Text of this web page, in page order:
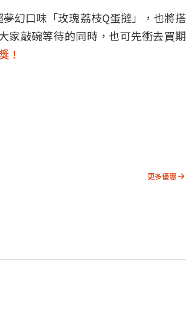
幻口味「玫瑰荔枝Q蛋撻」，也將搭
家敲碗等待的同時，也可先衝去買期
！
更多優惠